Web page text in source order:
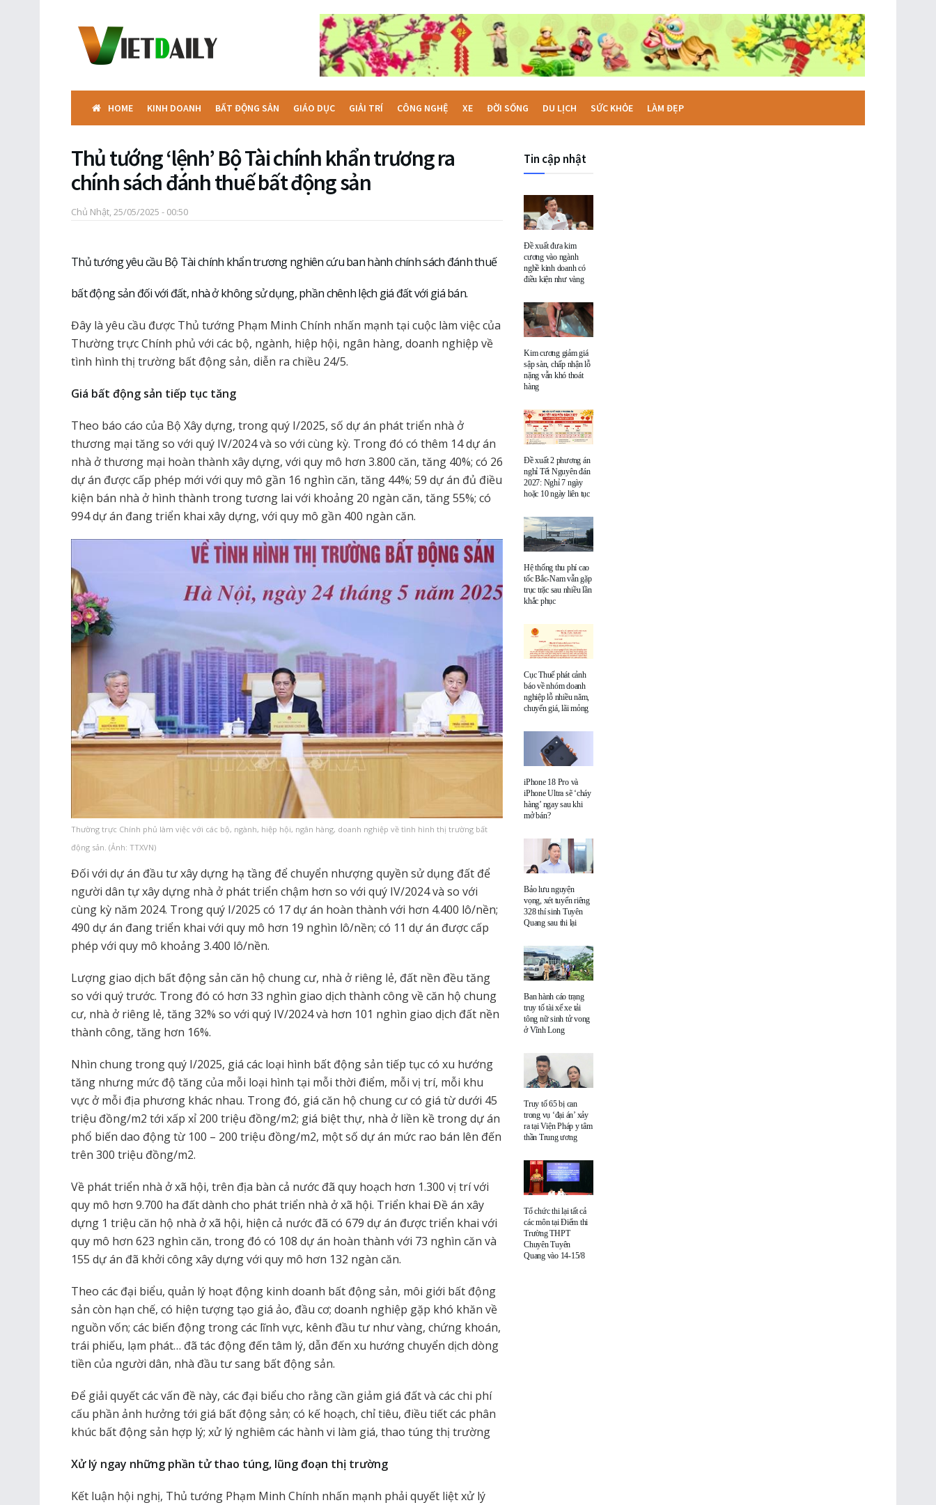
HOME KINH DOANH BẤT ĐỘNG SẢN GIÁO DỤC GIẢI TRÍ CÔNG NGHỆ XE ĐỜI SỐNG DU LỊCH SỨC KHỎE LÀM ĐẸP
Thủ tướng ‘lệnh’ Bộ Tài chính khẩn trương ra
chính sách đánh thuế bất động sản
Chủ Nhật, 25/05/2025 - 00:50
Thủ tướng yêu cầu Bộ Tài chính khẩn trương nghiên cứu ban hành chính sách đánh thuế
bất động sản đối với đất, nhà ở không sử dụng, phần chênh lệch giá đất với giá bán.
Đây là yêu cầu được Thủ tướng Phạm Minh Chính nhấn mạnh tại cuộc làm việc của
Thường trực Chính phủ với các bộ, ngành, hiệp hội, ngân hàng, doanh nghiệp về
tình hình thị trường bất động sản, diễn ra chiều 24/5.
Giá bất động sản tiếp tục tăng
Theo báo cáo của Bộ Xây dựng, trong quý I/2025, số dự án phát triển nhà ở
thương mại tăng so với quý IV/2024 và so với cùng kỳ. Trong đó có thêm 14 dự án
nhà ở thương mại hoàn thành xây dựng, với quy mô hơn 3.800 căn, tăng 40%; có 26
dự án được cấp phép mới với quy mô gần 16 nghìn căn, tăng 44%; 59 dự án đủ điều
kiện bán nhà ở hình thành trong tương lai với khoảng 20 ngàn căn, tăng 55%; có
994 dự án đang triển khai xây dựng, với quy mô gần 400 ngàn căn.
Thường trực Chính phủ làm việc với các bộ, ngành, hiệp hội, ngân hàng, doanh nghiệp về tình hình thị trường bất
động sản. (Ảnh: TTXVN)
Đối với dự án đầu tư xây dựng hạ tầng để chuyển nhượng quyền sử dụng đất để
người dân tự xây dựng nhà ở phát triển chậm hơn so với quý IV/2024 và so với
cùng kỳ năm 2024. Trong quý I/2025 có 17 dự án hoàn thành với hơn 4.400 lô/nền;
490 dự án đang triển khai với quy mô hơn 19 nghìn lô/nền; có 11 dự án được cấp
phép với quy mô khoảng 3.400 lô/nền.
Lượng giao dịch bất động sản căn hộ chung cư, nhà ở riêng lẻ, đất nền đều tăng
so với quý trước. Trong đó có hơn 33 nghìn giao dịch thành công về căn hộ chung
cư, nhà ở riêng lẻ, tăng 32% so với quý IV/2024 và hơn 101 nghìn giao dịch đất nền
thành công, tăng hơn 16%.
Nhìn chung trong quý I/2025, giá các loại hình bất động sản tiếp tục có xu hướng
tăng nhưng mức độ tăng của mỗi loại hình tại mỗi thời điểm, mỗi vị trí, mỗi khu
vực ở mỗi địa phương khác nhau. Trong đó, giá căn hộ chung cư có giá từ dưới 45
triệu đồng/m2 tới xấp xỉ 200 triệu đồng/m2; giá biệt thự, nhà ở liền kề trong dự án
phổ biến dao động từ 100 – 200 triệu đồng/m2, một số dự án mức rao bán lên đến
trên 300 triệu đồng/m2.
Về phát triển nhà ở xã hội, trên địa bàn cả nước đã quy hoạch hơn 1.300 vị trí với
quy mô hơn 9.700 ha đất dành cho phát triển nhà ở xã hội. Triển khai Đề án xây
dựng 1 triệu căn hộ nhà ở xã hội, hiện cả nước đã có 679 dự án được triển khai với
quy mô hơn 623 nghìn căn, trong đó có 108 dự án hoàn thành với 73 nghìn căn và
155 dự án đã khởi công xây dựng với quy mô hơn 132 ngàn căn.
Theo các đại biểu, quản lý hoạt động kinh doanh bất động sản, môi giới bất động
sản còn hạn chế, có hiện tượng tạo giá ảo, đầu cơ; doanh nghiệp gặp khó khăn về
nguồn vốn; các biến động trong các lĩnh vực, kênh đầu tư như vàng, chứng khoán,
trái phiếu, lạm phát… đã tác động đến tâm lý, dẫn đến xu hướng chuyển dịch dòng
tiền của người dân, nhà đầu tư sang bất động sản.
Để giải quyết các vấn đề này, các đại biểu cho rằng cần giảm giá đất và các chi phí
cấu phần ảnh hưởng tới giá bất động sản; có kế hoạch, chỉ tiêu, điều tiết các phân
khúc bất động sản hợp lý; xử lý nghiêm các hành vi làm giá, thao túng thị trường
Xử lý ngay những phần tử thao túng, lũng đoạn thị trường
Kết luận hội nghị, Thủ tướng Phạm Minh Chính nhấn mạnh phải quyết liệt xử lý
Tin cập nhật
Đề xuất đưa kim
cương vào ngành
nghề kinh doanh có
điều kiện như vàng
Kim cương giảm giá
sập sàn, chấp nhận lỗ
nặng vẫn khó thoát
hàng
Đề xuất 2 phương án
nghỉ Tết Nguyên đán
2027: Nghỉ 7 ngày
hoặc 10 ngày liên tục
Hệ thống thu phí cao
tốc Bắc-Nam vẫn gặp
trục trặc sau nhiều lần
khắc phục
Cục Thuế phát cảnh
báo về nhóm doanh
nghiệp lỗ nhiều năm,
chuyển giá, lãi mỏng
iPhone 18 Pro và
iPhone Ultra sẽ ‘cháy
hàng’ ngay sau khi
mở bán?
Bảo lưu nguyện
vọng, xét tuyển riêng
328 thí sinh Tuyên
Quang sau thi lại
Ban hành cáo trạng
truy tố tài xế xe tải
tông nữ sinh tử vong
ở Vĩnh Long
Truy tố 65 bị can
trong vụ ‘đại án’ xảy
ra tại Viện Pháp y tâm
thần Trung ương
Tổ chức thi lại tất cả
các môn tại Điểm thi
Trường THPT
Chuyên Tuyên
Quang vào 14-15/8